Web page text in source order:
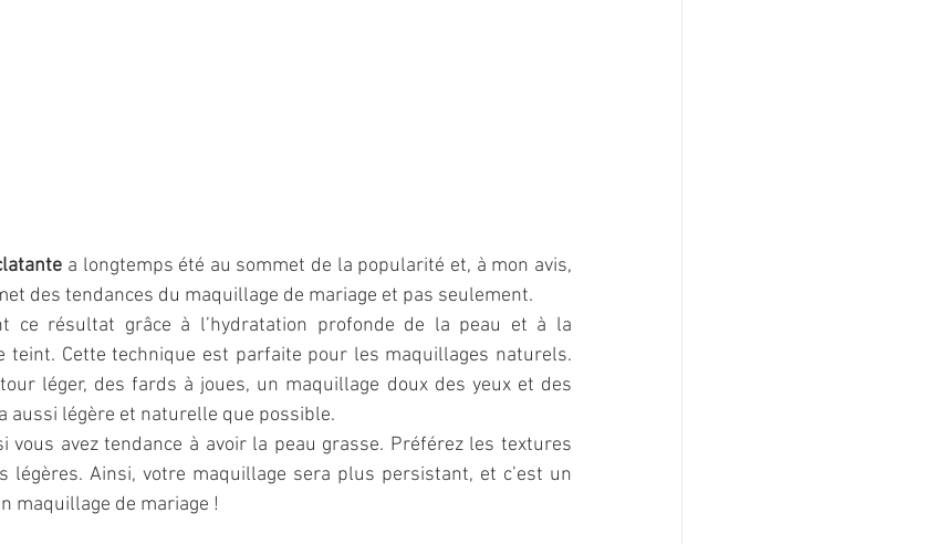
a longtemps été au sommet de la popularité et, à mon avis,
des tendances du maquillage de mariage et pas seulement.
ce résultat grâce à l’hydratation profonde de la peau et à la
teint. Cette technique est parfaite pour les maquillages naturels.
léger, des fards à joues, un maquillage doux des yeux et des
aussi légère et naturelle que possible.
vous avez tendance à avoir la peau grasse. Préférez les textures
légères. Ainsi, votre maquillage sera plus persistant, et c’est un
maquillage de mariage !